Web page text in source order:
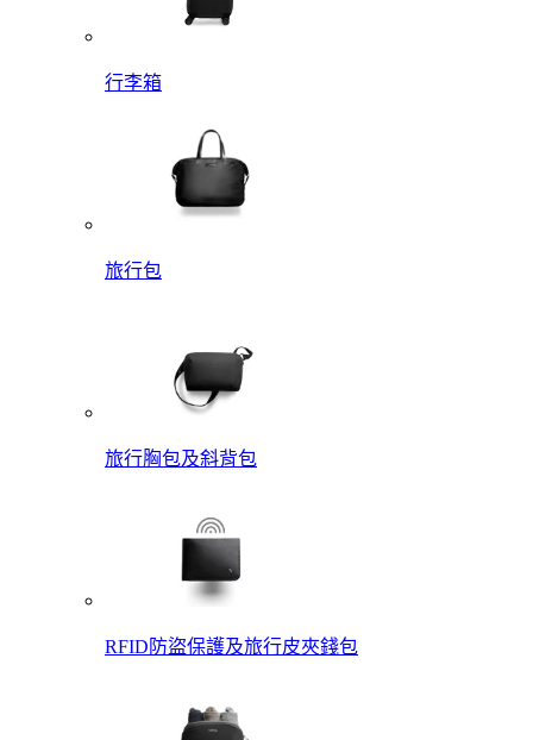
行李箱
旅行包
旅行胸包及斜背包
RFID防盜保護及旅行皮夾錢包